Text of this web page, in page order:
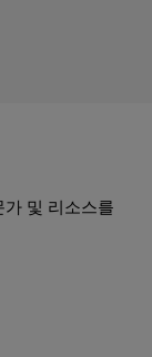
및 리소스를